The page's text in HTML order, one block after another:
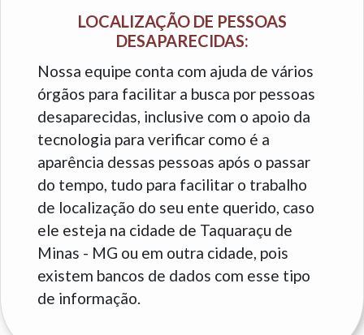
LOCALIZAÇÃO DE PESSOAS
DESAPARECIDAS:
Nossa equipe conta com ajuda de vários
órgãos para facilitar a busca por pessoas
desaparecidas, inclusive com o apoio da
tecnologia para verificar como é a
aparência dessas pessoas após o passar
do tempo, tudo para facilitar o trabalho
de localização do seu ente querido, caso
ele esteja na cidade de Taquaraçu de
Minas - MG ou em outra cidade, pois
existem bancos de dados com esse tipo
de informação.